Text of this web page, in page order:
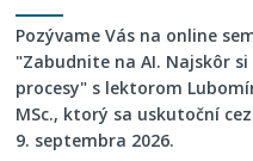
Pozývame Vás na online
"Zabudnite na AI. Najskôr
procesy" s lektorom
MSc., ktorý sa uskutoční
9. septembra 2026.